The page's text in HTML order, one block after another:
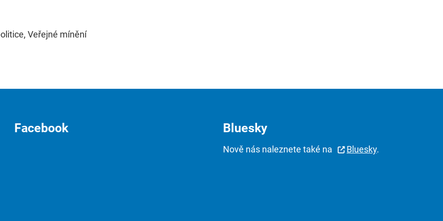
Veřejné mínění
Facebook Bluesky
Nově nás naleznete také na Bluesky.